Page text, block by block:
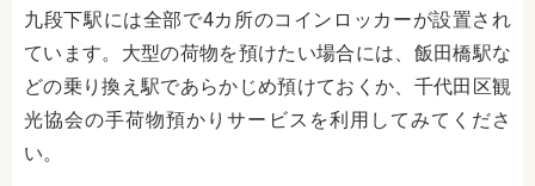
九段下駅には全部で4カ所のコインロッカーが設置され
ています。大型の荷物を預けたい場合には、飯田橋駅な
どの乗り換え駅であらかじめ預けておくか、千代田区観
光協会の手荷物預かりサービスを利用してみてくださ
い。